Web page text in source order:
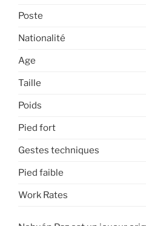
Poste
Nationalité
Age
Taille
Poids
Pied fort
Gestes techniques
Pied faible
Work Rates